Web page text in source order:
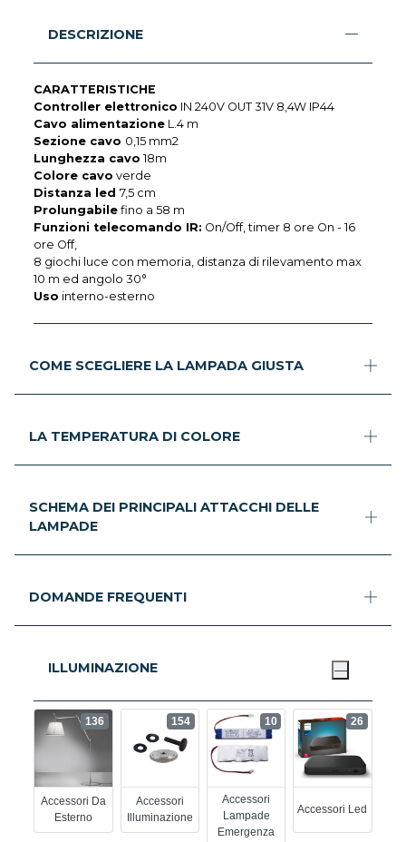
DESCRIZIONE
CARATTERISTICHE
Controller elettronico IN 240V OUT 31V 8,4W IP44
Cavo alimentazione L.4 m
Sezione cavo 0,15 mm2
Lunghezza cavo 18m
Colore cavo verde
Distanza led7,5 cm
Prolungabile fino a 58 m
Funzioni telecomando IR: On/Off, timer 8 ore On - 16
ore Off,
8 giochi luce con memoria, distanza di rilevamento max
10 m ed angolo 30°
Uso interno-esterno
COME SCEGLIERE LA LAMPADA GIUSTA
LA TEMPERATURA DI COLORE
SCHEMA DEI PRINCIPALI ATTACCHI DELLE
LAMPADE
DOMANDE FREQUENTI
ILLUMINAZIONE
Accessori Da
Esterno
136
Accessori
Illuminazione
154
Accessori
Lampade
Emergenza
10
Accessori Led
26